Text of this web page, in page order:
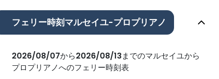
フェリー時刻マルセイユ-プロプリアノ
2026/08/07から2026/08/13までのマルセイユから
プロプリアノへのフェリー時刻表